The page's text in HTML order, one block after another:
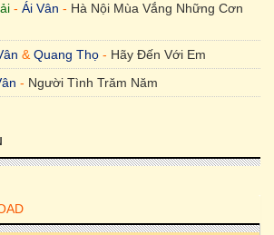
- Ái Vân - Hà Nội Mùa Vắng Những Cơn
& Quang Thọ - Hãy Đến Với Em
- Người Tình Trăm Năm